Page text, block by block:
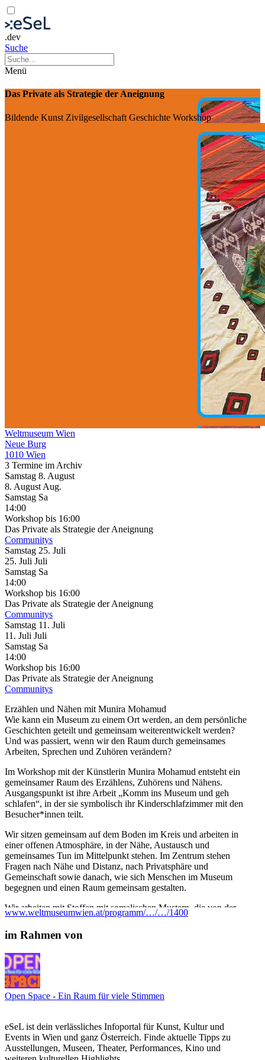
.dev
Suche
Menü
Das Private als Strategie der Aneignung
Bildende Kunst Zivilgesellschaft Geschichte Workshop
Weltmuseum Wien
Neue Burg
1010 Wien
3 Termine im Archiv
Samstag 8. August
8. August Aug.
Samstag Sa
14:00
Workshop bis 16:00
Das Private als Strategie der Aneignung
Communitys
Samstag 25. Juli
25. Juli Juli
Samstag Sa
14:00
Workshop bis 16:00
Das Private als Strategie der Aneignung
Communitys
Samstag 11. Juli
11. Juli Juli
Samstag Sa
14:00
Workshop bis 16:00
Das Private als Strategie der Aneignung
Communitys
Erzählen und Nähen mit Munira Mohamud
Wie kann ein Museum zu einem Ort werden, an dem persönliche
Geschichten geteilt und gemeinsam weiterentwickelt werden?
Und was passiert, wenn wir den Raum durch gemeinsames
Arbeiten, Sprechen und Zuhören verändern?
Im Workshop mit der Künstlerin Munira Mohamud entsteht ein
gemeinsamer Raum des Erzählens, Zuhörens und Nähens.
Ausgangspunkt ist ihre Arbeit „Komm ins Museum und geh
schlafen“, in der sie symbolisch ihr Kinderschlafzimmer mit den
Besucher*innen teilt.
Wir sitzen gemeinsam auf dem Boden im Kreis und arbeiten in
einer offenen Atmosphäre, in der Nähe, Austausch und
gemeinsames Tun im Mittelpunkt stehen. Im Zentrum stehen
Fragen nach Nähe und Distanz, nach Privatsphäre und
Gemeinschaft sowie danach, wie sich Menschen im Museum
begegnen und einen Raum gemeinsam gestalten.
Wir arbeiten mit Stoffen mit somalischen Mustern, die von der
Künstlerin vorbereitet wurden und Teil ihrer künstlerischen Arbeit
sind. Durch das gemeinsame Zusammennähen dieser Stoffe wird
die bestehende Arbeit erweitert und wächst im Verlauf der
Beim Nähen entstehen Gespräche, die sich aus der Arbeit mit den
Händen entwickeln, unterbrochen werden oder weiterfließen
dürfen. Nähen wird so zu einer langsamen, gemeinsamen Praxis
des Teilens und Zuhörens.
Der Workshop steht allen offen, Vorkenntnisse sind nicht
erforderlich. Du kannst an einzelnen oder an mehreren Terminen
teilnehmen.
www.weltmuseumwien.at/programm/…/…/1400
im Rahmen von
Open Space - Ein Raum für viele Stimmen
eSeL ist dein verlässliches Infoportal für Kunst, Kultur und
Events in Wien und ganz Österreich. Finde aktuelle Tipps zu
Ausstellungen, Museen, Theater, Performances, Kino und